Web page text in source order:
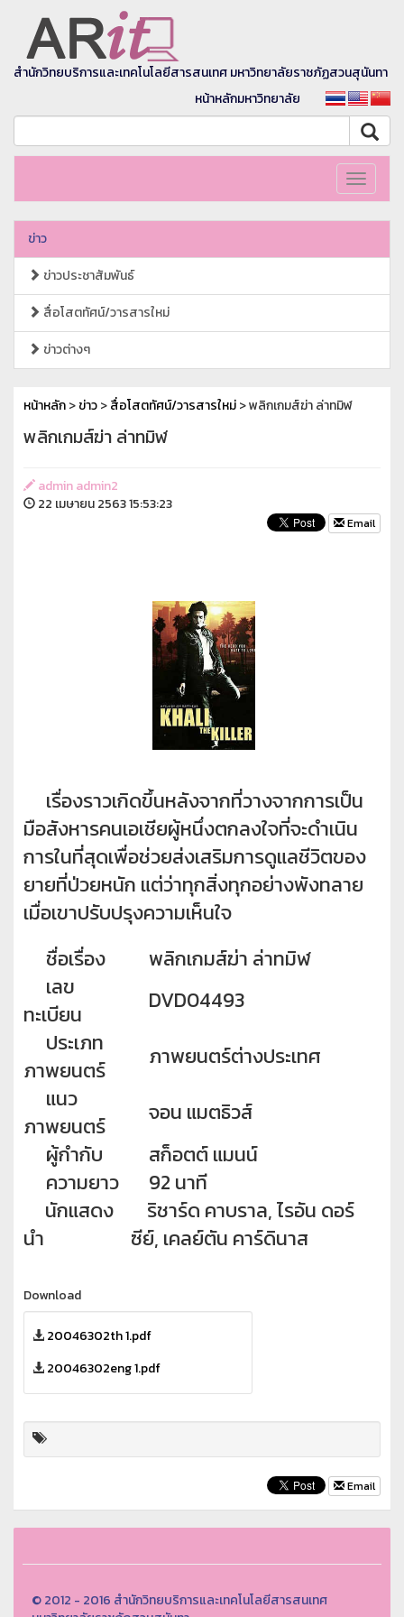
สำนักวิทยบริการและเทคโนโลยีสารสนเทศ มหาวิทยาลัยราชภัฏสวนสุนันทา
หน้าหลักมหาวิทยาลัย
Toggle
ข่าว
ข่าวประชาสัมพันธ์
สื่อโสตทัศน์/วารสารใหม่
ข่าวต่างๆ
หน้าหลัก>ข่าว>สื่อโสตทัศน์/วารสารใหม่> พลิกเกมส์ฆ่า ล่าทมิฬ
พลิกเกมส์ฆ่า ล่าทมิฬ
admin admin2
22 เมษายน 2563 15:53:23
Email
เรื่องราวเกิดขึ้นหลังจากที่วางจากการเป็น
มือสังหารคนเอเชียผู้หนึ่งตกลงใจที่จะดำเนิน
การในที่สุดเพื่อช่วยส่งเสริมการดูแลชีวิตของ
ยายที่ป่วยหนัก แต่ว่าทุกสิ่งทุกอย่างพังทลาย
เมื่อเขาปรับปรุงความเห็นใจ
ชื่อเรื่อง
พลิกเกมส์ฆ่า ล่าทมิฬ
เลข
ทะเบียน
DVD04493
ประเภท
ภาพยนตร์
ภาพยนตร์ต่างประเทศ
แนว
ภาพยนตร์
จอน แมตธิวส์
ผู้กำกับ
สก็อตต์ แมนน์
ความยาว
92 นาที
นักแสดง
นำ
ริชาร์ด คาบราล, ไรอัน ดอร์
ซีย์, เคลย์ตัน คาร์ดินาส
Download
20046302th 1.pdf
20046302eng 1.pdf
Email
© 2012 - 2016 สำนักวิทยบริการและเทคโนโลยีสารสนเทศ